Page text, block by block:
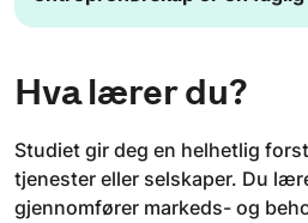
Hva lærer du?
Studiet gir deg en helhetlig
tjenester eller selskaper. Du
gjennomfører markeds- og